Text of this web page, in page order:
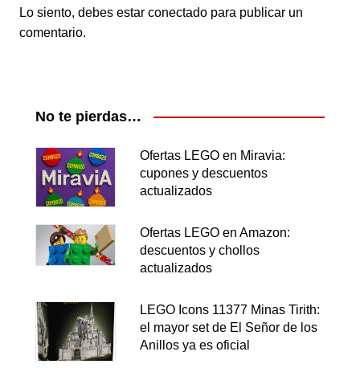
Lo siento, debes estar conectadopara publicar un
comentario.
No te pierdas…
Ofertas LEGO en Miravia:
cupones y descuentos
actualizados
Ofertas LEGO en Amazon:
descuentos y chollos
actualizados
LEGO Icons 11377 Minas Tirith:
el mayor set de El Señor de los
Anillos ya es oficial